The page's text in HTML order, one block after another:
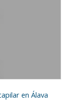
en Álava